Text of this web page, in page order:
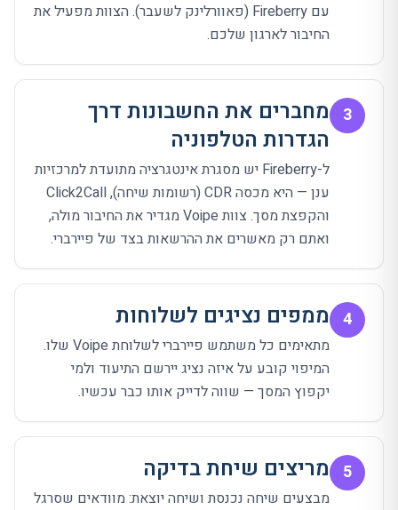
עם Fireberry (פאוורלינק לשעבר). הצוות מפעיל את
החיבור לארגון שלכם.
3
מחברים את החשבונות דרך
הגדרות הטלפוניה
ל-Fireberry יש מסגרת אינטגרציה מתועדת למרכזיות
ענן — היא מכסה CDR (רשומות שיחה), Click2Call
והקפצת מסך. צוות Voipe מגדיר את החיבור מולה,
ואתם רק מאשרים את ההרשאות בצד של פיירברי.
4 ממפים נציגים לשלוחות
מתאימים כל משתמש פיירברי לשלוחת Voipe שלו.
המיפוי קובע על איזה נציג יירשם התיעוד ולמי
יקפוץ המסך — שווה לדייק אותו כבר עכשיו.
5 מריצים שיחת בדיקה
מבצעים שיחה נכנסת ושיחה יוצאת: מוודאים שסרגל